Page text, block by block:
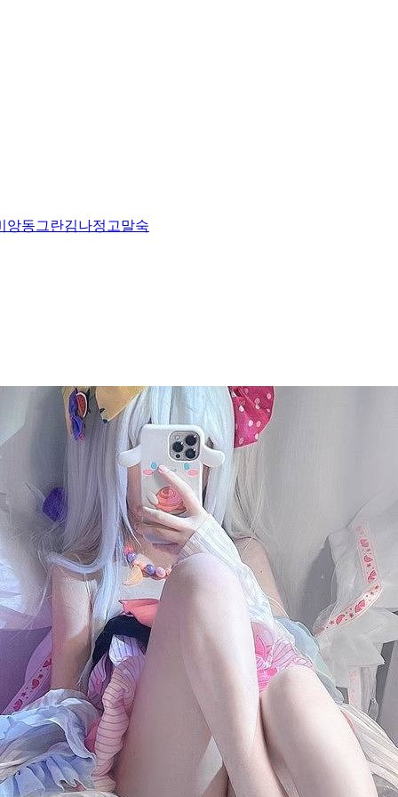
앙동그란김나정 고말숙